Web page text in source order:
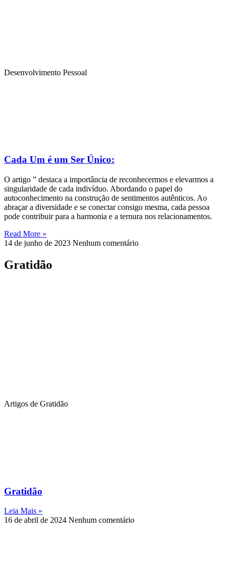
Desenvolvimento Pessoal
Cada Um é um Ser Único:
O artigo ” destaca a importância de reconhecermos e elevarmos a
singularidade de cada indivíduo. Abordando o papel do
autoconhecimento na construção de sentimentos autênticos. Ao
abraçar a diversidade e se conectar consigo mesma, cada pessoa
pode contribuir para a harmonia e a ternura nos relacionamentos.
Read More »
14 de junho de 2023 Nenhum comentário
Gratidão
Artigos de Gratidão
Gratidão
Leia Mais »
16 de abril de 2024 Nenhum comentário